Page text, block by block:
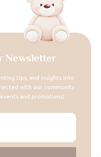
Newsletter
tips, and insights into
with our community
and promotions!